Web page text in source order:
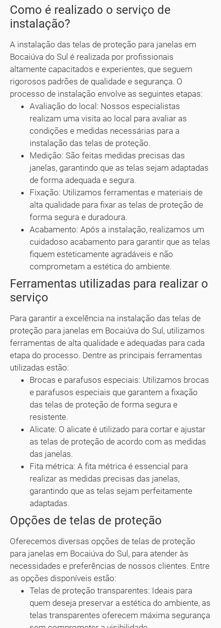
Como é realizado o serviço de
instalação?
A instalação das telas de proteção para janelas em
Bocaiúva do Sul é realizada por profissionais
altamente capacitados e experientes, que seguem
rigorosos padrões de qualidade e segurança. O
processo de instalação envolve as seguintes etapas:
Avaliação do local: Nossos especialistas
realizam uma visita ao local para avaliar as
condições e medidas necessárias para a
instalação das telas de proteção.
Medição: São feitas medidas precisas das
janelas, garantindo que as telas sejam adaptadas
de forma adequada e segura.
Fixação: Utilizamos ferramentas e materiais de
alta qualidade para fixar as telas de proteção de
forma segura e duradoura.
Acabamento: Após a instalação, realizamos um
cuidadoso acabamento para garantir que as telas
fiquem esteticamente agradáveis e não
comprometam a estética do ambiente.
Ferramentas utilizadas para realizar o
serviço
Para garantir a excelência na instalação das telas de
proteção para janelas em Bocaiúva do Sul, utilizamos
ferramentas de alta qualidade e adequadas para cada
etapa do processo. Dentre as principais ferramentas
utilizadas estão:
Brocas e parafusos especiais: Utilizamos brocas
e parafusos especiais que garantem a fixação
das telas de proteção de forma segura e
resistente.
Alicate: O alicate é utilizado para cortar e ajustar
as telas de proteção de acordo com as medidas
das janelas.
Fita métrica: A fita métrica é essencial para
realizar as medidas precisas das janelas,
garantindo que as telas sejam perfeitamente
adaptadas.
Opções de telas de proteção
Oferecemos diversas opções de telas de proteção
para janelas em Bocaiúva do Sul, para atender às
necessidades e preferências de nossos clientes. Entre
as opções disponíveis estão:
Telas de proteção transparentes: Ideais para
quem deseja preservar a estética do ambiente, as
telas transparentes oferecem máxima segurança